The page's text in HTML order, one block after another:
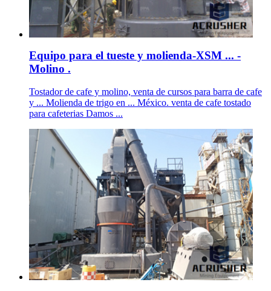
Equipo para el tueste y molienda-XSM ... -
Molino .
Tostador de cafe y molino, venta de cursos para barra de cafe
y ... Molienda de trigo en ... México. venta de cafe tostado
para cafeterias Damos ...